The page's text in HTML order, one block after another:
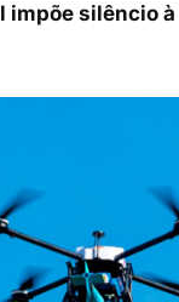
impõe silêncio